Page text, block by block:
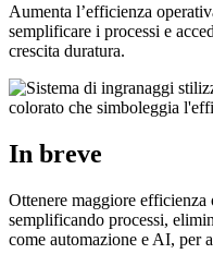
Aumenta l’efficienza
semplificare i processi e
crescita duratura.
In breve
Ottenere maggiore
semplificando processi,
come automazione e AI, per